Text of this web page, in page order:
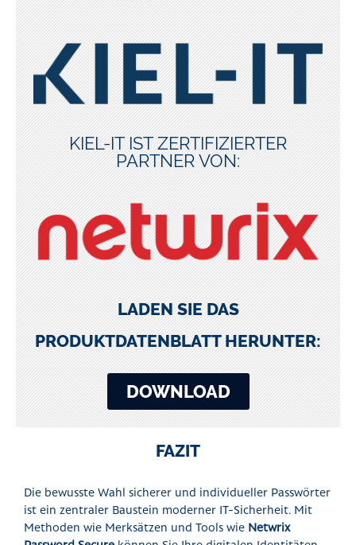
KIEL-IT IST ZERTIFIZIERTER
PARTNER VON:
LADEN SIE DAS
PRODUKTDATENBLATT HERUNTER:
DOWNLOAD
FAZIT
Die bewusste Wahl sicherer und individueller Passwörter
ist ein zentraler Baustein moderner IT-Sicherheit. Mit
Methoden wie Merksätzen und Tools wie Netwrix